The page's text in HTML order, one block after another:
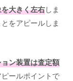
大きく左右しま
をアピールしま
ン装置は査定額
ールポイントで